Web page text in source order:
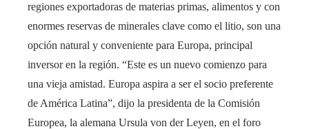
regiones exportadoras de materias primas, alimentos y con
enormes reservas de minerales clave como el litio, son una
opción natural y conveniente para Europa, principal
inversor en la región. “Este es un nuevo comienzo para
una vieja amistad. Europa aspira a ser el socio preferente
de América Latina”, dijo la presidenta de la Comisión
Europea, la alemana Ursula von der Leyen, en el foro